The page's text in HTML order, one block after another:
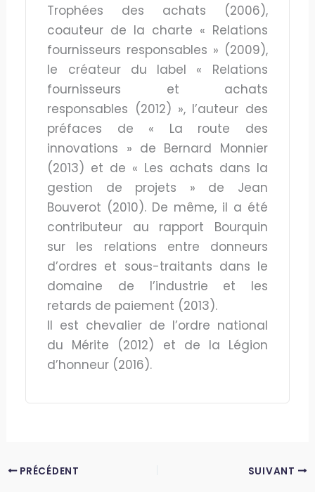
Trophées des achats (2006),
coauteur de la charte « Relations
fournisseurs responsables » (2009),
le créateur du label « Relations
fournisseurs et achats
responsables (2012) », l’auteur des
préfaces de « La route des
innovations » de Bernard Monnier
(2013) et de « Les achats dans la
gestion de projets » de Jean
Bouverot (2010). De même, il a été
contributeur au rapport Bourquin
sur les relations entre donneurs
d’ordres et sous-traitants dans le
domaine de l’industrie et les
retards de paiement (2013).
Il est chevalier de l’ordre national
du Mérite (2012) et de la Légion
d’honneur (2016).
PRÉCÉDENT SUIVANT